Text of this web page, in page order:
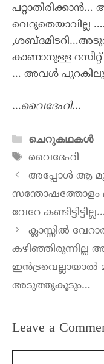
വെറുതെയാവില്ല
കാണാനുള്ള
… അവൾ
…വൈദേഹി…
ചെറുകഥകൾ
വൈദേഹി
അപ്പോള്‍ ആ
സന്തോഷത്തോളം
വേറേ കണ്ടിട്ടിട്ടില്ല…
ക്ലാസ്സിൽ
ഇൻട്രവെല്ലായാൽ
അടുത്തുകൂടും…
Leave a